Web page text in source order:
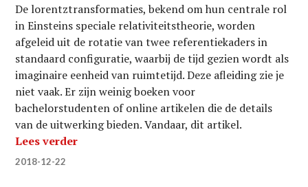
De lorentztransformaties, bekend om hun centrale rol
in Einsteins speciale relativiteitstheorie, worden
afgeleid uit de rotatie van twee referentiekaders in
standaard configuratie, waarbij de tijd gezien wordt als
imaginaire eenheid van ruimtetijd. Deze afleiding zie je
niet vaak. Er zijn weinig boeken voor
bachelorstudenten of online artikelen die de details
van de uitwerking bieden. Vandaar, dit artikel.
Lees verderAfleiding van de lorentztransformaties uit
2018-12-22